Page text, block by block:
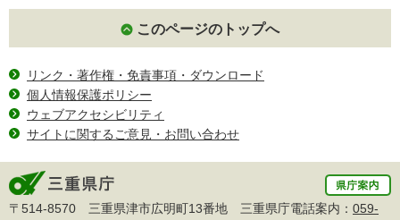
このページのトップへ
リンク・著作権・免責事項・ダウンロード
個人情報保護ポリシー
ウェブアクセシビリティ
サイトに関するご意見・お問い合わせ
〒514-8570 三重県津市広明町13番地 三重県庁電話案内： 059-